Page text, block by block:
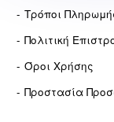
Τρόποι
Πολιτική
Όροι Χρήσης
Προστασία